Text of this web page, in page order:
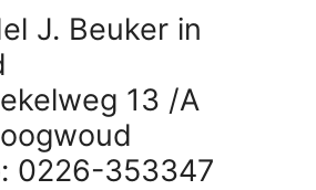
J. Beuker in
13 /A
0226-353347